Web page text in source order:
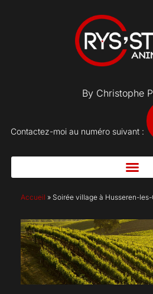
By Christophe
Contactez-moi au numéro suivant :
Accueil » Soirée village à Husseren-